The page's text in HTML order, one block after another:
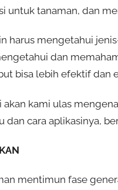
untuk tanaman, dan
harus mengetahui
dan
bisa lebih efektif dan
akan kami ulas
dan cara aplikasinya,
mentimun fase